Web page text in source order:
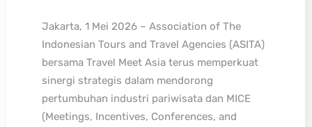
Jakarta, 1 Mei 2026 – Association of The
Indonesian Tours and Travel Agencies (ASITA)
bersama Travel Meet Asia terus memperkuat
sinergi strategis dalam mendorong
pertumbuhan industri pariwisata dan MICE
(Meetings, Incentives, Conferences, and